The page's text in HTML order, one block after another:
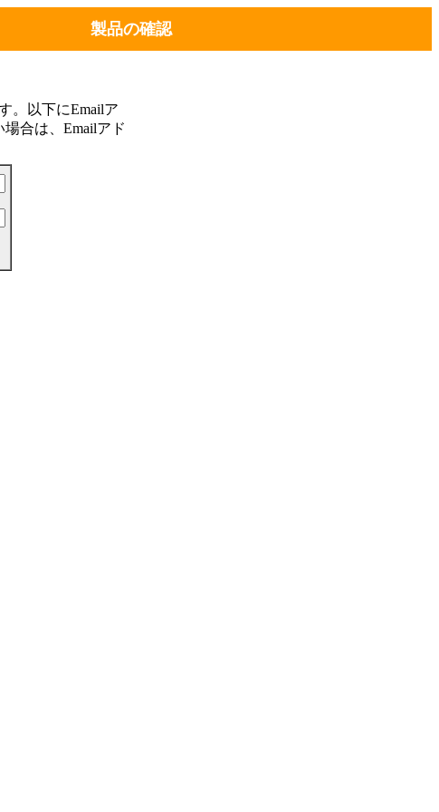
製品の確認
。以下にEmailア
合は、Emailアド